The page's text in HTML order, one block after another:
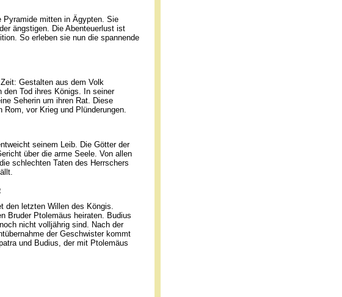
Pyramide mitten in Ägypten. Sie
ängstigen. Die Abenteuerlust ist
So erleben sie nun die spannende
Gestalten aus dem Volk
den Tod ihres Königs. In seiner
Seherin um ihren Rat. Diese
vor Krieg und Plünderungen.
seinem Leib. Die Götter der
über die arme Seele. Von allen
schlechten Taten des Herrschers
den letzten Willen des Köngis.
Bruder Ptolemäus heiraten. Budius
nicht volljährig sind. Nach der
der Geschwister kommt
und Budius, der mit Ptolemäus